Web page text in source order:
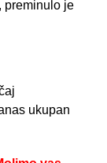
preminulo je
ukupan